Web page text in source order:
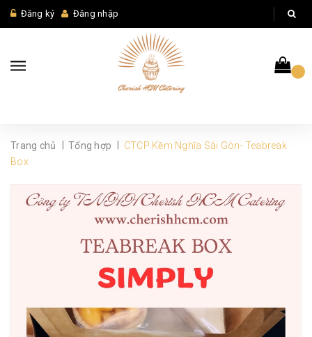
Đăng ký Đăng nhập
Trang chủ Tổng hợp
CTCP Kềm Nghĩa Sài Gòn- Teabreak
Box